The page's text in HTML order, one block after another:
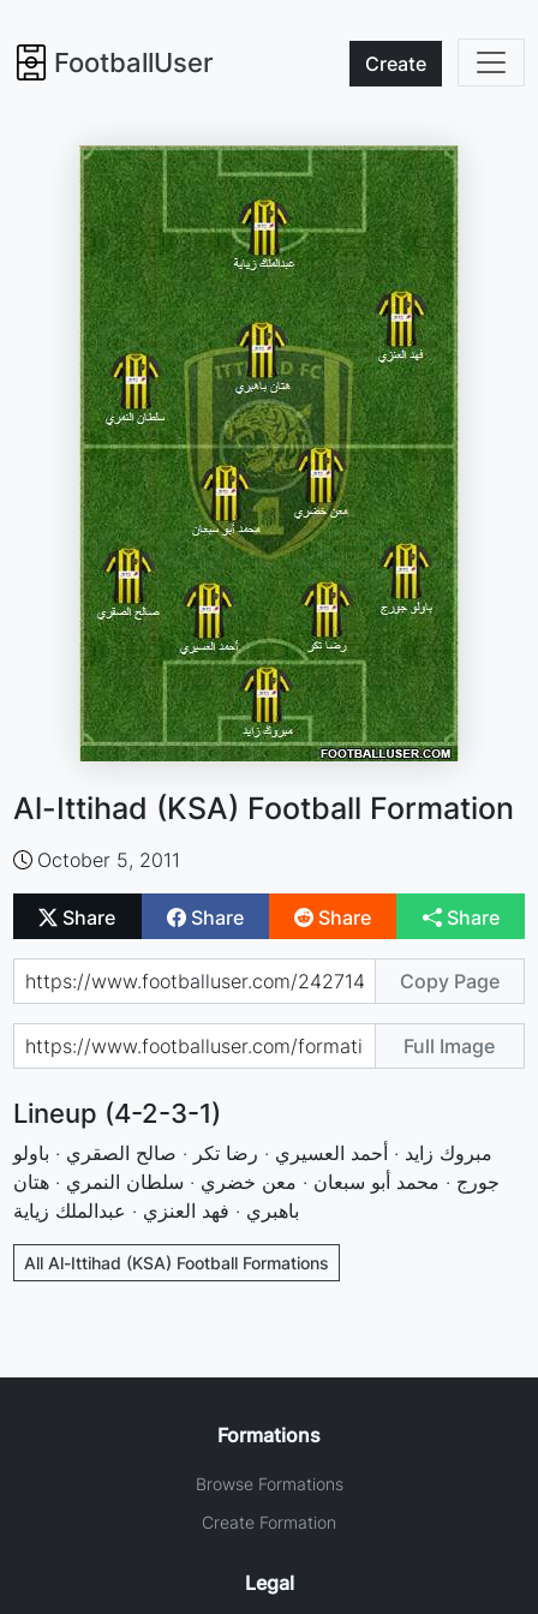
FootballUser Create
Al-Ittihad (KSA) Football Formation
October 5, 2011
Share Share Share Share
Copy Page
Full Image
Lineup (4-2-3-1)
مبروك زايد · أحمد العسيري · رضا تكر · صالح الصقري · باولو
جورج · محمد أبو سبعان · معن خضري · سلطان النمري · هتان
باهبري · فهد العنزي · عبدالملك زياية
All Al-Ittihad (KSA) Football Formations
Formations
Browse Formations
Create Formation
Legal